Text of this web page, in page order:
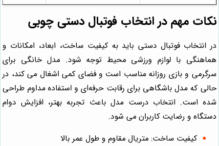
نکات مهم در انتخاب فوتبال دستی چوبی
در انتخاب فوتبال دستی باید به کیفیت ساخت، ابعاد، امکانات و
هماهنگی با لوازم ورزشی محیط توجه شود. مدل خانگی برای
سرگرمی و بازی روزانه مناسب است و فضای کمی اشغال می کند، در
حالی که مدل باشگاهی برای رقابت حرفه‌ای و استفاده مداوم طراحی
شده است. انتخاب درست مدل باعث تجربه بهتر، افزایش دوام
دستگاه و رضایت کاربران می شود.
کیفیت ساخت: متریال مقاوم و طول عمر بالا